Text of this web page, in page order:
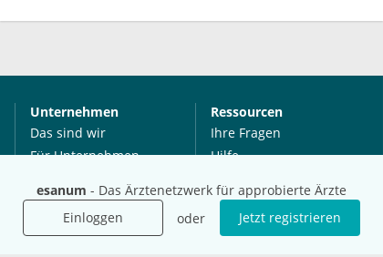
esanum - Das Ärztenetzwerk für approbierte Ärzte
Einloggen
oder Jetzt registrieren
Unternehmen
Das sind wir
Für Unternehmen
Mediadaten
Presse
Ressourcen
Ihre Fragen
Hilfe